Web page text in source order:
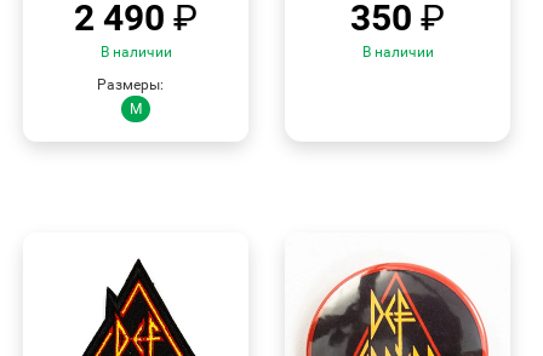
2 490 ₽
В наличии
Размеры:
M
350 ₽
В наличии